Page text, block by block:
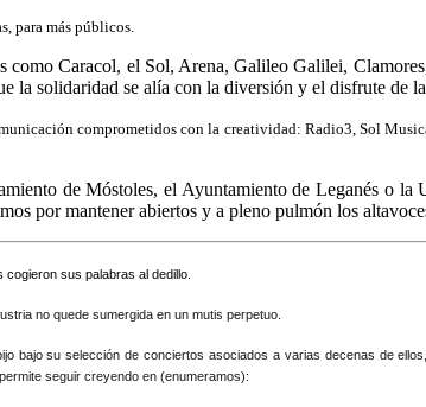
para más públicos.
como Caracol, el Sol, Arena, Galileo Galilei,
solidaridad se alía con la diversión y el disfrute de
comprometidos con la creatividad: Radio3, Sol
de Móstoles, el Ayuntamiento de Leganés o
por mantener abiertos y a pleno pulmón los
cogieron sus palabras al dedillo.
no quede sumergida en un mutis perpetuo.
su selección de conciertos asociados a varias decenas de
seguir creyendo en (enumeramos):